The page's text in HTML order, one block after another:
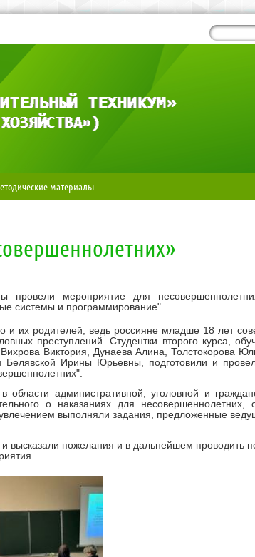
материалы
провели мероприятие для
системы и программирование".
и их родителей, ведь россияне младше 18 лет
преступлений. Студентки второго курса,
Виктория, Дунаева Алина, Толстокорова
Белявской Ирины Юрьевны, подготовили и
административной, уголовной и
о наказаниях для несовершеннолетних,
выполняли задания, предложенные
высказали пожелания и в дальнейшем проводить